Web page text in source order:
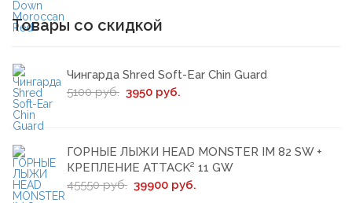
Товары со скидкой
Чингарда Shred Soft-Ear Chin Guard
5100 руб. 3950 руб.
ГОРНЫЕ ЛЫЖИ HEAD MONSTER IM 82 SW +
КРЕПЛЕНИЕ ATTACK² 11 GW
45550 руб. 39900 руб.